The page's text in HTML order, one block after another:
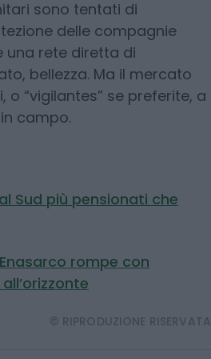
sono tentati di
delle compagnie
una rete diretta di
bellezza. Ma il mercato
o “vigilantes” se preferite, a
campo.
Sud più pensionati che
rompe con
© RIPRODUZIONE RISERVATA